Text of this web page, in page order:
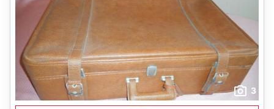
3